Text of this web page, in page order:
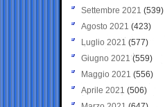
Settembre 2021 (539)
Agosto 2021 (423)
Luglio 2021 (577)
Giugno 2021(559)
Maggio 2021 (556)
Aprile 2021 (506)